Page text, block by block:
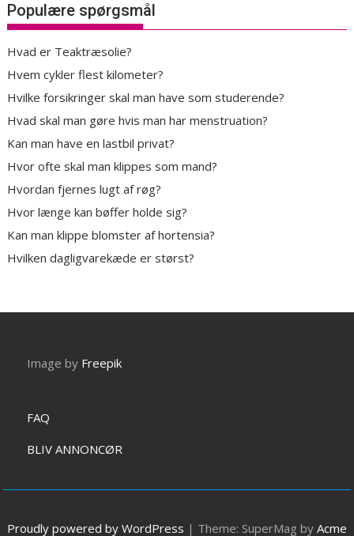
Populære spørgsmål
Hvad er Teaktræsolie?
Hvem cykler flest kilometer?
Hvilke forsikringer skal man have som studerende?
Hvad skal man gøre hvis man har menstruation?
Kan man have en lastbil privat?
Hvor ofte skal man klippes som mand?
Hvordan fjernes lugt af røg?
Hvor længe kan bøffer holde sig?
Kan man klippe blomster af hortensia?
Hvilken dagligvarekæde er størst?
Image by Freepik
FAQ
BLIV ANNONCØR
Proudly powered by WordPress | Theme: SuperMag by Acme